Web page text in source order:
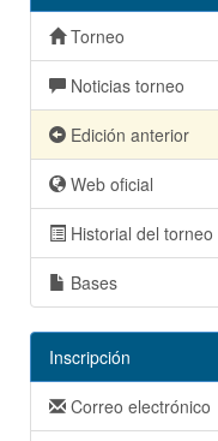
Torneo
Noticias torneo
Edición anterior
Web oficial
Historial del torneo
Bases
Inscripción
Correo electrónico